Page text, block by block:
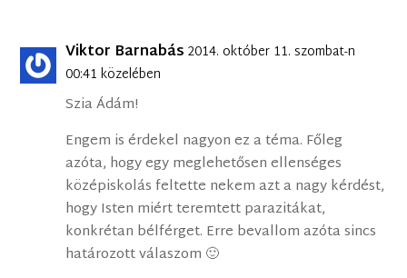
Viktor Barnabás 2014. október 11. szombat-n
00:41 közelében
Szia Ádám!
Engem is érdekel nagyon ez a téma. Főleg
azóta, hogy egy meglehetősen ellenséges
középiskolás feltette nekem azt a nagy kérdést,
hogy Isten miért teremtett parazitákat,
konkrétan bélférget. Erre bevallom azóta sincs
határozott válaszom 🙂